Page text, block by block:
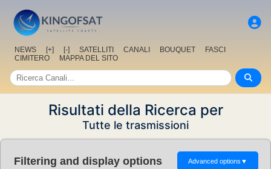
NEWS [+] [-] SATELLITI CANALI BOUQUET
FASCI
CIMITERO
MAPPA DEL SITO
Risultati della Ricerca per
Tutte le trasmissioni
Filtering and display options Advanced options ▼